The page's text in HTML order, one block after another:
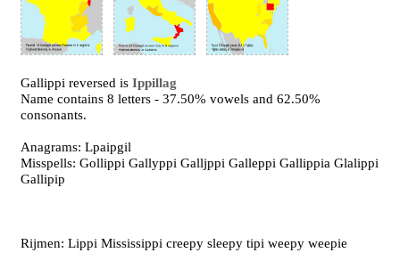
Gallippi reversed isIppillag
Name contains 8 letters - 37.50% vowels and 62.50%
consonants.
Anagrams: Lpaipgil
Misspells: Gollippi Gallyppi Galljppi Galleppi Gallippia Glalippi
Gallipip
Rijmen: Lippi Mississippi creepy sleepy tipi weepy weepie